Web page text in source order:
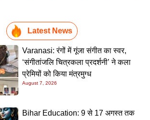
Latest News
Varanasi: रंगों में गूंजा संगीत का स्वर,
‘संगीतांजलि चित्रकला प्रदर्शनी’ ने कला
प्रेमियों को किया मंत्रमुग्ध
August 7, 2026
Bihar Education: 9 से 17 अगस्त तक